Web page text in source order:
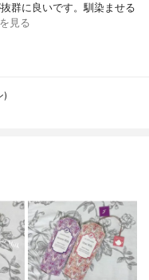
群に良いです。馴染ませる
見る
)